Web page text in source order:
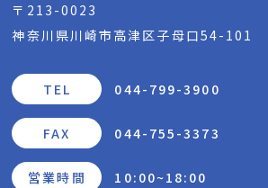
〒213-0023
神奈川県川崎市高津区子母口54-101
TEL 044-799-3900
FAX 044-755-3373
営業時間 10:00~18:00